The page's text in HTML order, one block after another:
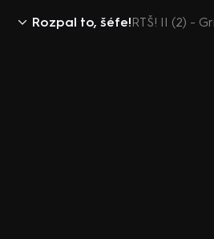
Rozpal to, šéfe!RTŠ! II (2) -